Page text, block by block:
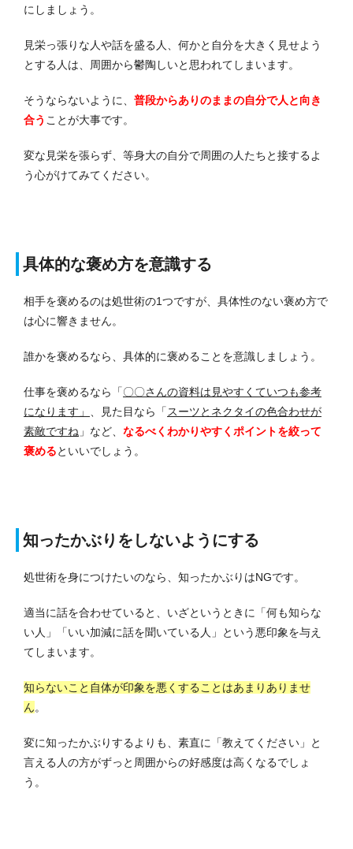
にしましょう。
見栄っ張りな人や話を盛る人、何かと自分を大きく見せよう
とする人は、周囲から鬱陶しいと思われてしまいます。
そうならないように、 普段からありのままの自分で人と向き
合う ことが大事です。
変な見栄を張らず、等身大の自分で周囲の人たちと接するよ
う心がけてみてください。
具体的な褒め方を意識する
相手を褒めるのは処世術の1つですが、具体性のない褒め方で
は心に響きません。
誰かを褒めるなら、具体的に褒めることを意識しましょう。
仕事を褒めるなら「〇〇さんの資料は見やすくていつも参考
になります」
、見た目なら「 スーツとネクタイの色合わせが
素敵ですね 」など、 なるべくわかりやすくポイントを絞って
褒めるといいでしょう。
知ったかぶりをしないようにする
処世術を身につけたいのなら、知ったかぶりはNGです。
適当に話を合わせていると、いざというときに「何も知らな
い人」「いい加減に話を聞いている人」という悪印象を与え
てしまいます。
知らないこと自体が印象を悪くすることはあまりありませ
ん。
変に知ったかぶりするよりも、素直に「教えてください」と
言える人の方がずっと周囲からの好感度は高くなるでしょ
う。